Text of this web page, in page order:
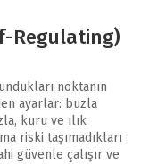
Regulating)
noktanın
ayarlar: buzla
kuru ve ılık
riski taşımadıkları
güvenle çalışır ve